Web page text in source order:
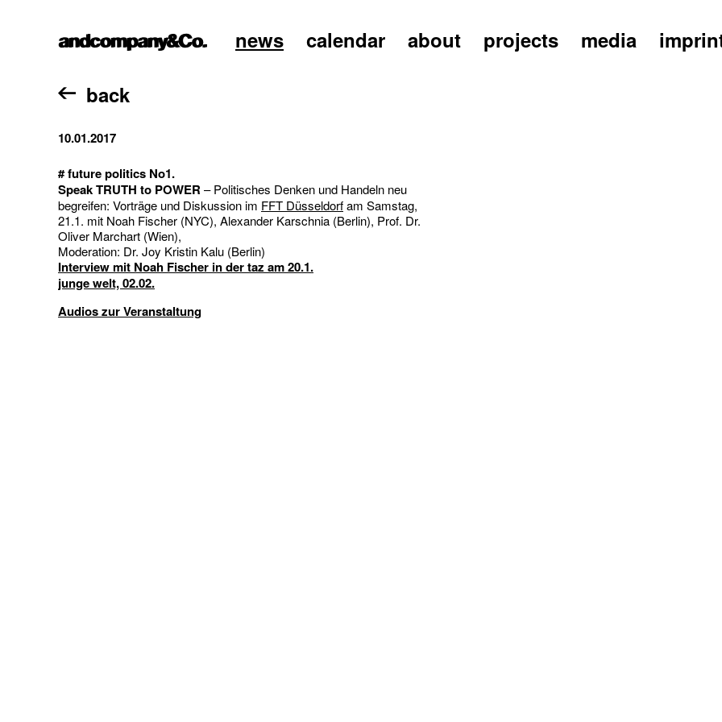
home news calendar about projects media
back
10.01.2017
# future politics No1.
Speak TRUTH to POWER – Politisches Denken und Handeln neu
begreifen: Vorträge und Diskussion im FFT Düsseldorfam Samstag,
21.1. mit Noah Fischer (NYC), Alexander Karschnia (Berlin), Prof. Dr.
Oliver Marchart (Wien),
Moderation: Dr. Joy Kristin Kalu (Berlin)
Interview mit Noah Fischer in der taz am 20.1.
junge welt, 02.02.
Audios zur Veranstaltung